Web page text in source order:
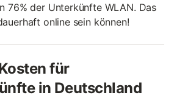
76% der Unterkünfte WLAN. Das
online sein können!
für
in Deutschland